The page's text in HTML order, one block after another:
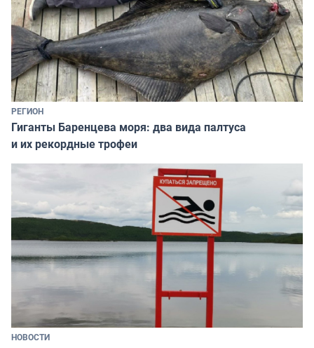
РЕГИОН
Гиганты Баренцева моря: два вида палтуса
и их рекордные трофеи
НОВОСТИ